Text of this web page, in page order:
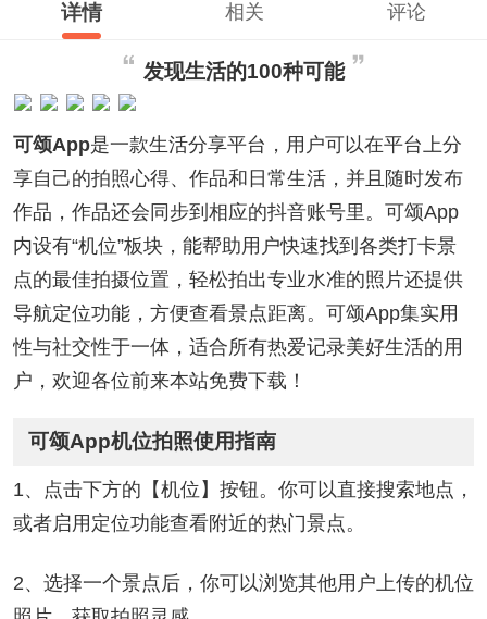
详情 相关 评论
发现生活的100种可能
可颂App是一款生活分享平台，用户可以在平台上分
享自己的拍照心得、作品和日常生活，并且随时发布
作品，作品还会同步到相应的抖音账号里。可颂App
内设有“机位”板块，能帮助用户快速找到各类打卡景
点的最佳拍摄位置，轻松拍出专业水准的照片还提供
导航定位功能，方便查看景点距离。可颂App集实用
性与社交性于一体，适合所有热爱记录美好生活的用
户，欢迎各位前来本站免费下载！
可颂App机位拍照使用指南
1、点击下方的【机位】按钮。你可以直接搜索地点，
或者启用定位功能查看附近的热门景点。
2、选择一个景点后，你可以浏览其他用户上传的机位